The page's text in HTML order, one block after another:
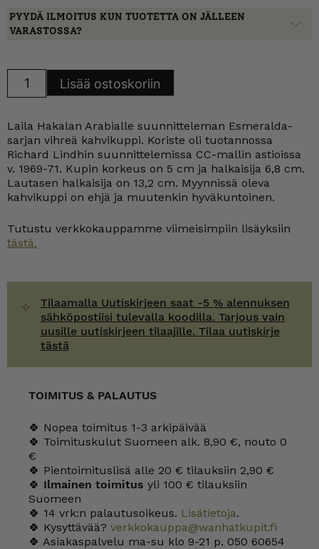
PYYDÄ ILMOITUS KUN TUOTETTA ON JÄLLEEN
VARASTOSSA?
Esmeralda
Lisää ostoskoriin
Laila Hakalan Arabialle suunnitteleman Esmeralda-
sarjan vihreä kahvikuppi. Koriste oli tuotannossa
Richard Lindhin suunnittelemissa CC-mallin astioissa
v. 1969-71. Kupin korkeus on 5 cm ja halkaisija 6,8 cm.
Lautasen halkaisija on 13,2 cm. Myynnissä oleva
kahvikuppi on ehjä ja muutenkin hyväkuntoinen.
Tutustu verkkokauppamme viimeisimpiin lisäyksiin
tästä.
Tilaamalla Uutiskirjeen saat -5 % alennuksen
sähköpostiisi tulevalla koodilla. Tarjous vain
uusille uutiskirjeen tilaajille. Tilaa uutiskirje
tästä
TOIMITUS & PALAUTUS
🍀 Nopea toimitus 1-3 arkipäivää
🍀 Toimituskulut Suomeen alk. 8,90 €, nouto 0
€
🍀 Pientoimituslisä alle 20 € tilauksiin 2,90 €
🍀 Ilmainen toimitus yli 100 € tilauksiin
Suomeen
🍀 14 vrk:n palautusoikeus. Lisätietoja.
🍀 Kysyttävää? verkkokauppa@wanhatkupit.fi
🍀 Asiakaspalvelu ma-su klo 9-21 p. 050 60654